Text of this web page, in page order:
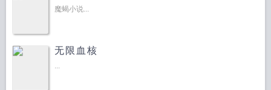
魔蝎小说...
无限血核
...